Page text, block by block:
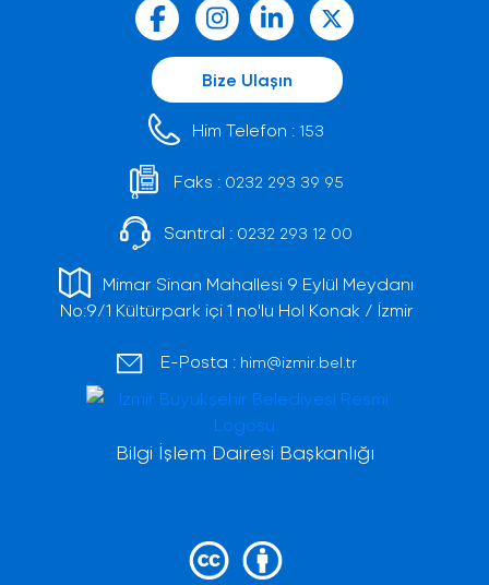
Bize Ulaşın
Him Telefon : 153
Faks : 0232 293 39 95
Santral : 0232 293 12 00
Mimar Sinan Mahallesi 9 Eylül Meydanı
No:9/1 Kültürpark içi 1 no'lu Hol Konak / İzmir
E-Posta : him@izmir.bel.tr
Bilgi İşlem Dairesi Başkanlığı